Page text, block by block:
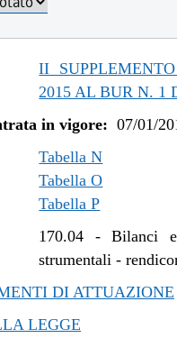
al 31/12/2023
al 31/12/2022
al 09/11/2022
2021 al 04/08/2022
al 05/11/2021
al 11/08/2021
al 31/12/2020
al 10/08/2020
al 20/05/2020
2020 al 19/05/2020
al 09/08/2019
al 10/07/2019
II
2015 AL BUR N. 1
in vigore: 07/01/
Tabella N
Tabella O
Tabella P
170.04 -Bilanci
strumentali -
DI ATTUAZIONE
LEGGE